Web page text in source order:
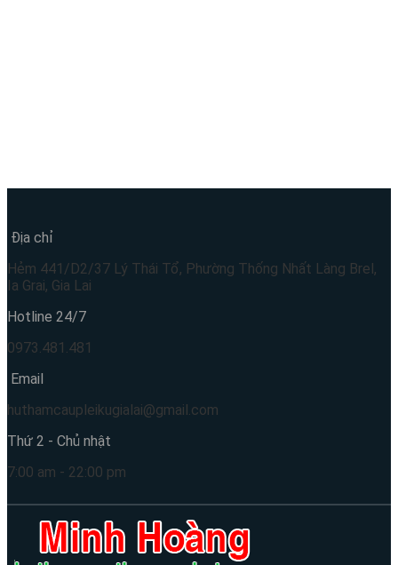
Địa chỉ
Hẻm 441/D2/37 Lý Thái Tổ, Phường Thống Nhất Làng Brel,
Ia Grai, Gia Lai
Hotline 24/7
0973.481.481
Email
huthamcaupleikugialai@gmail.com
Thứ 2 - Chủ nhật
7:00 am - 22:00 pm